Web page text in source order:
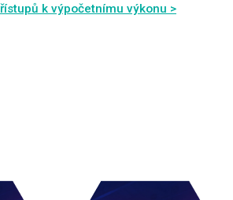
k výpočetnímu výkonu >